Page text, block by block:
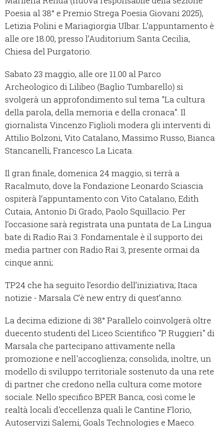
Poesia al 38° e Premio Strega Poesia Giovani 2025),
Letizia Polini e Mariagiorgia Ulbar. L’appuntamento è
alle ore 18.00, presso l’Auditorium Santa Cecilia,
Chiesa del Purgatorio.
Sabato 23 maggio, alle ore 11.00 al Parco
Archeologico di Lilibeo (Baglio Tumbarello) si
svolgerà un approfondimento sul tema "La cultura
della parola, della memoria e della cronaca". Il
giornalista Vincenzo Figlioli modera gli interventi di
Attilio Bolzoni, Vito Catalano, Massimo Russo, Bianca
Stancanelli, Francesco La Licata.
Il gran finale, domenica 24 maggio, si terrà a
Racalmuto, dove la Fondazione Leonardo Sciascia
ospiterà l’appuntamento con Vito Catalano, Edith
Cutaia, Antonio Di Grado, Paolo Squillacio. Per
l’occasione sarà registrata una puntata de La Lingua
bate di Radio Rai 3. Fondamentale è il supporto dei
media partner con Radio Rai 3, presente ormai da
cinque anni;
TP24 che ha seguito l’esordio dell’iniziativa; Itaca
notizie - Marsala C’è new entry di quest’anno.
La decima edizione di 38° Parallelo coinvolgerà oltre
duecento studenti del Liceo Scientifico "P. Ruggieri" di
Marsala che partecipano attivamente nella
promozione e nell'accoglienza; consolida, inoltre, un
modello di sviluppo territoriale sostenuto da una rete
di partner che credono nella cultura come motore
sociale. Nello specifico BPER Banca, così come le
realtà locali d'eccellenza quali le Cantine Florio,
Autoservizi Salemi, Goals Technologies e Maeco.